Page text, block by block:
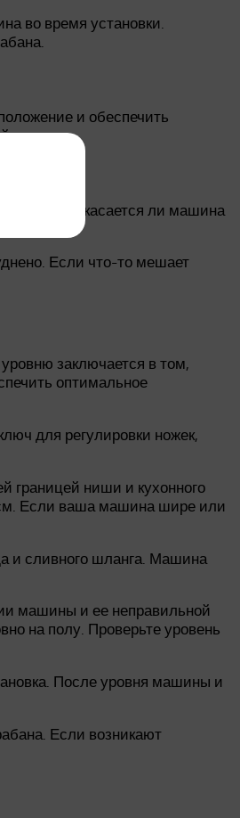
во время установки.
и обеспечить
не соприкасается ли машина
Если что-то мешает
заключается в том,
оптимальное
для регулировки ножек,
границей ниши и кухонного
см. Если ваша машина шире или
и сливного шланга. Машина
машины и ее неправильной
на полу. Проверьте уровень
После уровня машины и
Если возникают